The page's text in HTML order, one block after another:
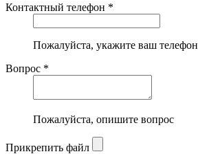
Контактный телефон *
Пожалуйста, укажите ваш телефон
Вопрос *
Пожалуйста, опишите вопрос
Прикрепить файл